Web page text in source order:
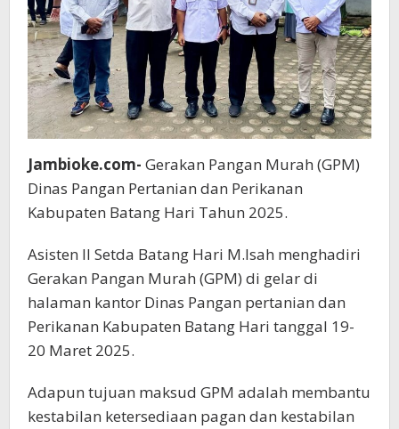
Jambioke.com- Gerakan Pangan Murah (GPM)
Dinas Pangan Pertanian dan Perikanan
Kabupaten Batang Hari Tahun 2025.
Asisten II Setda Batang Hari M.Isah menghadiri
Gerakan Pangan Murah (GPM) di gelar di
halaman kantor Dinas Pangan pertanian dan
Perikanan Kabupaten Batang Hari tanggal 19-
20 Maret 2025.
Adapun tujuan maksud GPM adalah membantu
kestabilan ketersediaan pagan dan kestabilan